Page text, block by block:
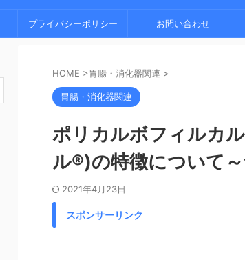
プライバシーポリシー お問い合わせ
HOME >胃腸・消化器関連 >
胃腸・消化器関連
ポリカルボフィルカ
ル®)の特徴について
2021年4月23日
スポンサーリンク